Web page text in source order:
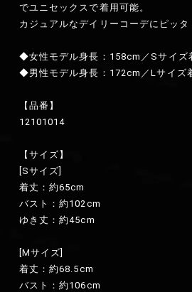
でユニセックスで着用可能。
カジュアルなデイリーコーデにピッタ
◆女性モデル身長：158cm／Sサイズ
◆男性モデル身長：172cm／Lサイズ
【品番】
12101014
【サイズ】
[Sサイズ]
着丈：約65cm
バスト：約102cm
ゆき丈：約45cm
[Mサイズ]
着丈：約68.5cm
バスト：約106cm